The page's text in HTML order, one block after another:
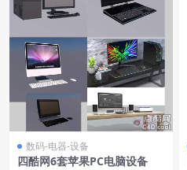
数码-电器-设备
四酷网6套苹果PC电脑设备